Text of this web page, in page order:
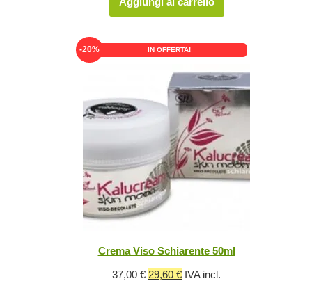
originale
26,00 €.
attuale
20,80 €.
IN OFFERTA!
-20%
Crema Viso Schiarente 50ml
37,00€ Il
29,60 €IlIVA incl.